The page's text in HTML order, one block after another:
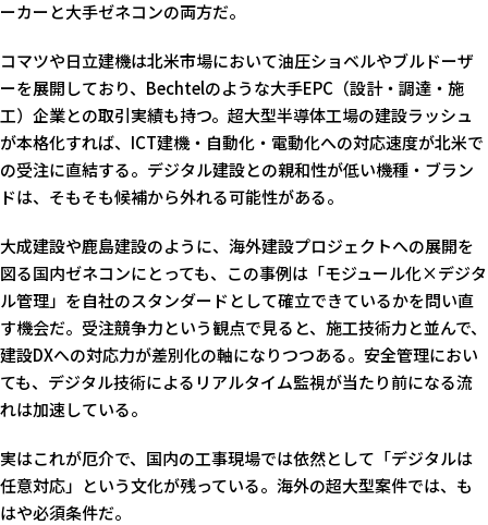
ーカーと大手ゼネコンの両方だ。
コマツや日立建機は北米市場において油圧ショベルやブルドーザ
ーを展開しており、Bechtelのような大手EPC（設計・調達・施
工）企業との取引実績も持つ。超大型半導体工場の建設ラッシュ
が本格化すれば、ICT建機・自動化・電動化への対応速度が北米で
の受注に直結する。デジタル建設との親和性が低い機種・ブラン
ドは、そもそも候補から外れる可能性がある。
大成建設や鹿島建設のように、海外建設プロジェクトへの展開を
図る国内ゼネコンにとっても、この事例は「モジュール化×デジタ
ル管理」を自社のスタンダードとして確立できているかを問い直
す機会だ。受注競争力という観点で見ると、施工技術力と並んで、
建設DXへの対応力が差別化の軸になりつつある。安全管理におい
ても、デジタル技術によるリアルタイム監視が当たり前になる流
れは加速している。
実はこれが厄介で、国内の工事現場では依然として「デジタルは
任意対応」という文化が残っている。海外の超大型案件では、も
はや必須条件だ。